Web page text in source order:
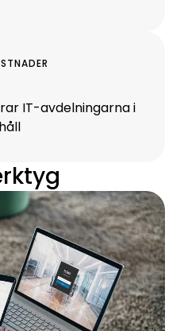
IT-avdelningarna i